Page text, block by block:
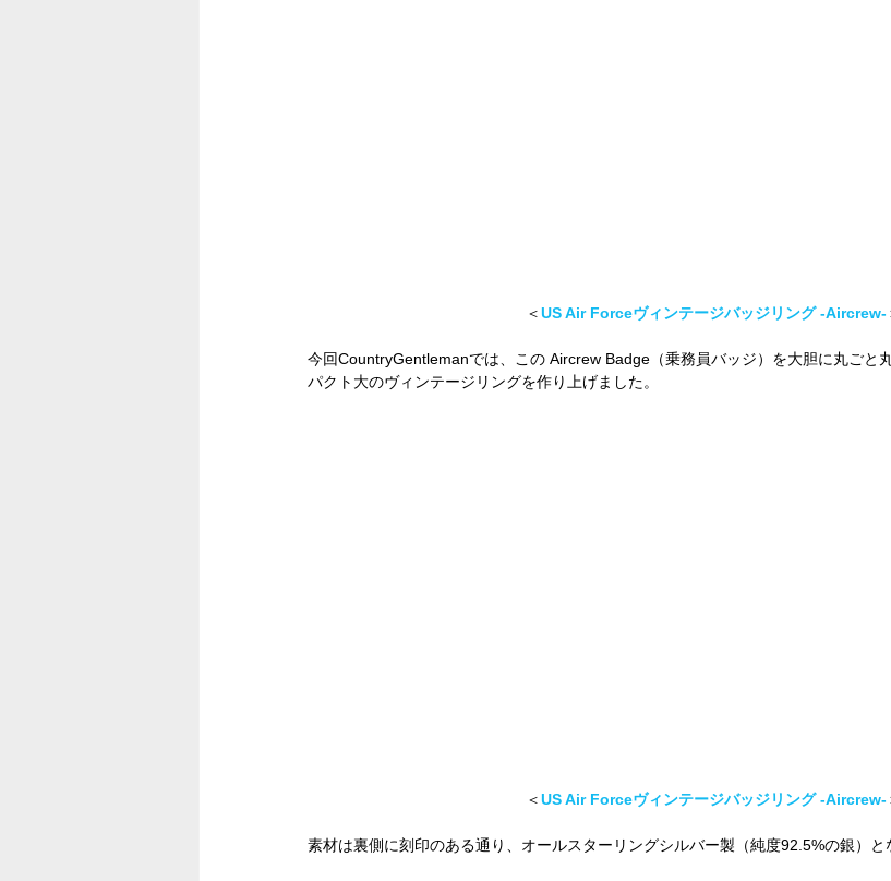
＜US Air Forceヴィンテージバッジリング -Aircrew-
今回CountryGentlemanでは、この Aircrew Badge（乗務員バッジ）を大胆に丸ごと
パクト大のヴィンテージリングを作り上げました。
＜US Air Forceヴィンテージバッジリング -Aircrew-
素材は裏側に刻印のある通り、オールスターリングシルバー製（純度92.5%の銀）と